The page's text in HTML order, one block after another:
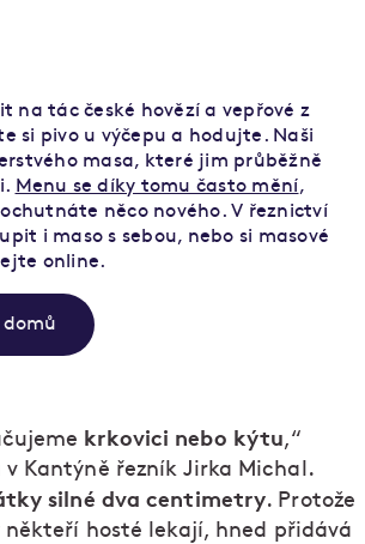
na tác české hovězí a vepřové z
si pivo u výčepu a hodujte. Naši
masa, které jim průběžně
Menu se díky tomu často mění ,
něco nového. V řeznictví
i maso s sebou, nebo si masové
online.
domů
krkovici nebo kýtu,“
Kantýně řezník Jirka Michal.
silné dva centimetry. Protože
hosté lekají, hned přidává